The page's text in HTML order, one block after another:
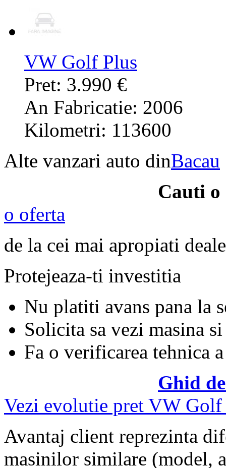
VW Golf Plus
Pret: 3.990 €
An Fabricatie: 2006
Kilometri: 113600
Alte vanzari auto dinBacau
Cauti o
o oferta
de la cei mai apropiati
Protejeaza-ti investitia
Nu platiti avans pana la
Solicita sa vezi masina si
Fa o verificarea tehnica
Ghid
Vezi evolutie pret VW Golf
Avantaj client reprezinta
masinilor similare (model,